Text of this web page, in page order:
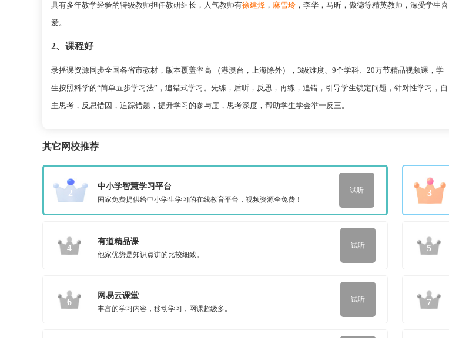
具有多年教学经验的特级教师担任教研组长，人气教师有徐建烽 ， 麻雪玲 ，李华，马昕，傲德等精英教师，深受学生喜
爱。
2、课程好
录播课资源同步全国各省市教材，版本覆盖率高 （港澳台，上海除外），3级难度、9个学科、20万节精品视频课，学
生按照科学的“简单五步学习法”，追错式学习。先练，后听，反思，再练，追错，引导学生锁定问题，针对性学习，自
主思考，反思错因，追踪错题，提升学习的参与度，思考深度，帮助学生学会举一反三。
其它网校推荐
2
中小学智慧学习平台
国家免费提供给中小学生学习的在线教育平台，视频资源全免费！
试听 3
4
有道精品课
他家优势是知识点讲的比较细致。
试听 5
6
网易云课堂
丰富的学习内容，移动学习，网课超级多。
试听 7